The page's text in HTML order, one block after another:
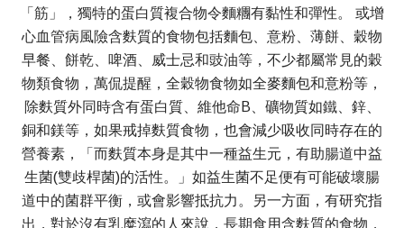
「筋」，獨特的蛋白質複合物令麵糰有黏性和彈性。 或增
心血管病風險含麩質的食物包括麵包、意粉、薄餅、穀物
早餐、餅乾、啤酒、威士忌和豉油等，不少都屬常見的穀
物類食物，萬侃提醒，全穀物食物如全麥麵包和意粉等，
除麩質外同時含有蛋白質、維他命B、礦物質如鐵、鋅、
銅和鎂等，如果戒掉麩質食物，也會減少吸收同時存在的
營養素，「而麩質本身是其中一種益生元，有助腸道中益
生菌(雙歧桿菌)的活性。」如益生菌不足便有可能破壞腸
道中的菌群平衡，或會影響抵抗力。另一方面，有研究指
出，對於沒有乳糜瀉的人來說，長期食用含麩質的食物，